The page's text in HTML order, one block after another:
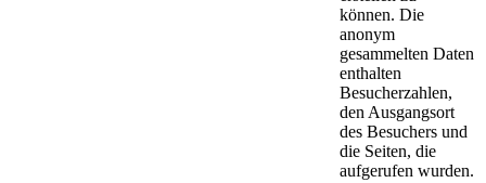
können. Die
anonym
gesammelten Daten
enthalten
Besucherzahlen,
den Ausgangsort
des Besuchers und
die Seiten, die
aufgerufen wurden.